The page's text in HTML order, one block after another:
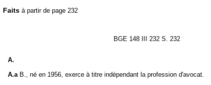
Faits à partir de page 232
BGE 148 III 232 S. 232
A.
A.a B., né en 1956, exerce à titre indépendant la profession d'avocat.